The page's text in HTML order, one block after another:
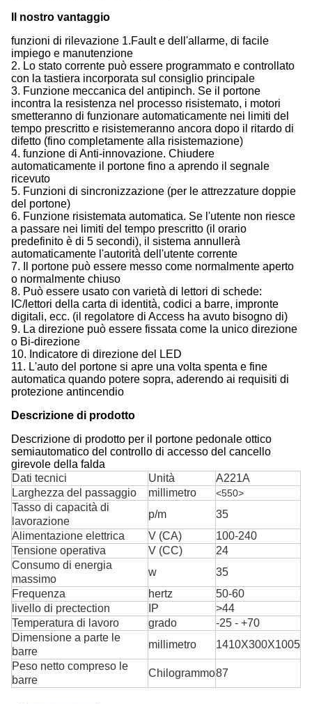
Il nostro vantaggio
funzioni di rilevazione 1.Fault e dell'allarme, di facile
impiego e manutenzione
2. Lo stato corrente può essere programmato e controllato
con la tastiera incorporata sul consiglio principale
3. Funzione meccanica del antipinch. Se il portone
incontra la resistenza nel processo risistemato, i motori
smetteranno di funzionare automaticamente nei limiti del
tempo prescritto e risistemeranno ancora dopo il ritardo di
difetto (fino completamente alla risistemazione)
4. funzione di Anti-innovazione. Chiudere
automaticamente il portone fino a aprendo il segnale
ricevuto
5. Funzioni di sincronizzazione (per le attrezzature doppie
del portone)
6. Funzione risistemata automatica. Se l'utente non riesce
a passare nei limiti del tempo prescritto (il orario
predefinito è di 5 secondi), il sistema annullerà
automaticamente l'autorità dell'utente corrente
7. Il portone può essere messo come normalmente aperto
o normalmente chiuso
8. Può essere usato con varietà di lettori di schede:
IC/lettori della carta di identità, codici a barre, impronte
digitali, ecc. (il regolatore di Access ha avuto bisogno di)
9. La direzione può essere fissata come la unico direzione
o Bi-direzione
10. Indicatore di direzione del LED
11. L'auto del portone si apre una volta spenta e fine
automatica quando potere sopra, aderendo ai requisiti di
protezione antincendio
Descrizione di prodotto
Descrizione di prodotto per il portone pedonale ottico
semiautomatico del controllo di accesso del cancello
girevole della falda
Dati tecnici
Unità
A221A
Larghezza del passaggio
millimetro <550>
Tasso di capacità di
lavorazione
p/m
35
Alimentazione elettrica
V (CA)
100-240
Tensione operativa
V (CC)
24
Consumo di energia
massimo
w
35
Frequenza
hertz
50-60
livello di prectection
IP
>44
Temperatura di lavoro
grado
-25 - +70
Dimensione a parte le
barre
millimetro
1410X300X1005
Peso netto compreso le
barre
Chilogrammo87